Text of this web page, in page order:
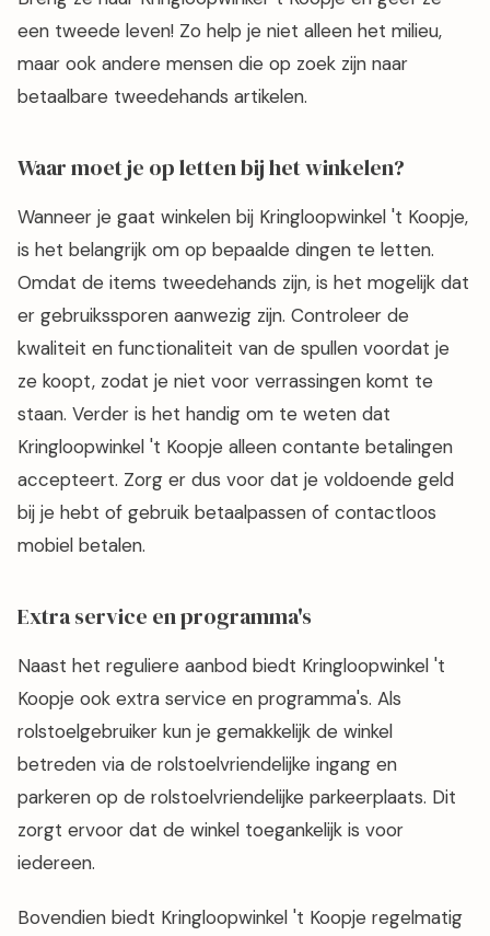
een tweede leven! Zo help je niet alleen het milieu,
maar ook andere mensen die op zoek zijn naar
betaalbare tweedehands artikelen.
Waar moet je op letten bij het winkelen?
Wanneer je gaat winkelen bij Kringloopwinkel 't Koopje,
is het belangrijk om op bepaalde dingen te letten.
Omdat de items tweedehands zijn, is het mogelijk dat
er gebruikssporen aanwezig zijn. Controleer de
kwaliteit en functionaliteit van de spullen voordat je
ze koopt, zodat je niet voor verrassingen komt te
staan. Verder is het handig om te weten dat
Kringloopwinkel 't Koopje alleen contante betalingen
accepteert. Zorg er dus voor dat je voldoende geld
bij je hebt of gebruik betaalpassen of contactloos
mobiel betalen.
Extra service en programma's
Naast het reguliere aanbod biedt Kringloopwinkel 't
Koopje ook extra service en programma's. Als
rolstoelgebruiker kun je gemakkelijk de winkel
betreden via de rolstoelvriendelijke ingang en
parkeren op de rolstoelvriendelijke parkeerplaats. Dit
zorgt ervoor dat de winkel toegankelijk is voor
iedereen.
Bovendien biedt Kringloopwinkel 't Koopje regelmatig